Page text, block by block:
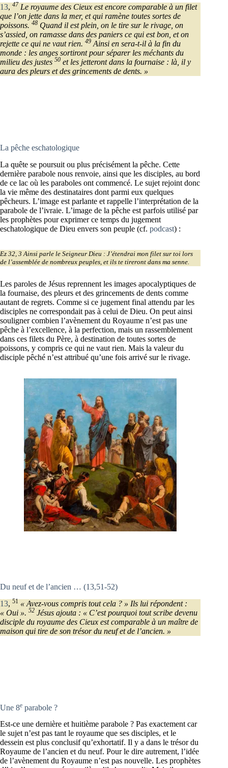
13, 47 Le royaume des Cieux est encore comparable à un filet
que l’on jette dans la mer, et qui ramène toutes sortes de
poissons. 48 Quand il est plein, on le tire sur le rivage, on
s’assied, on ramasse dans des paniers ce qui est bon, et on
rejette ce qui ne vaut rien. 49 Ainsi en sera-t-il à la fin du
monde : les anges sortiront pour séparer les méchants du
milieu des justes 50 et les jetteront dans la fournaise : là, il y
aura des pleurs et des grincements de dents. »
La pêche eschatologique
La quête se poursuit ou plus précisément la pêche. Cette
dernière parabole nous renvoie, ainsi que les disciples, au bord
de ce lac où les paraboles ont commencé. Le sujet rejoint donc
la vie même des destinataires dont parmi eux quelques
pêcheurs. L’image est parlante et rappelle l’interprétation de la
parabole de l’ivraie. L’image de la pêche est parfois utilisé par
les prophètes pour exprimer ce temps du jugement
eschatologique de Dieu envers son peuple (cf. podcast) :
Ez 32, 3 Ainsi parle le Seigneur Dieu : J’étendrai mon filet sur toi lors
de l’assemblée de nombreux peuples, et ils te tireront dans ma senne.
Les paroles de Jésus reprennent les images apocalyptiques de
la fournaise, des pleurs et des grincements de dents comme
autant de regrets. Comme si ce jugement final attendu par les
disciples ne correspondait pas à celui de Dieu. On peut ainsi
souligner combien l’avènement du Royaume n’est pas une
pêche à l’excellence, à la perfection, mais un rassemblement
dans ces filets du Père, à destination de toutes sortes de
poissons, y compris ce qui ne vaut rien. Mais la valeur du
disciple pêché n’est attribué qu’une fois arrivé sur le rivage.
Du neuf et de l’ancien … (13,51-52)
13, 51 « Avez-vous compris tout cela ? » Ils lui répondent :
« Oui ». 52 Jésus ajouta : « C’est pourquoi tout scribe devenu
disciple du royaume des Cieux est comparable à un maître de
maison qui tire de son trésor du neuf et de l’ancien. »
Une 8e parabole ?
Est-ce une dernière et huitième parabole ? Pas exactement car
le sujet n’est pas tant le royaume que ses disciples, et le
dessein est plus conclusif qu’exhortatif. Il y a dans le trésor du
Royaume de l’ancien et du neuf. Pour le dire autrement, l’idée
de l’avènement du Royaume n’est pas nouvelle. Les prophètes